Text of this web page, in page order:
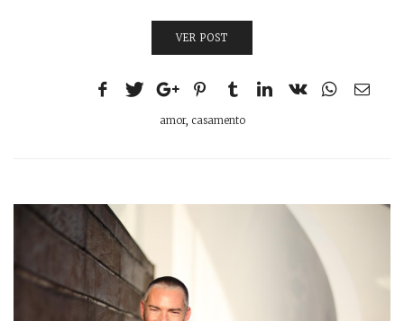
VER POST
amor, casamento